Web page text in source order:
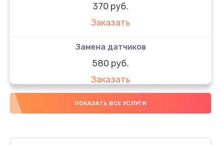
370 руб.
Заказать
Замена датчиков
580 руб.
Заказать
Комплексная чистка
Заказать
ПОКАЗАТЬ ВСЕ УСЛУГИ